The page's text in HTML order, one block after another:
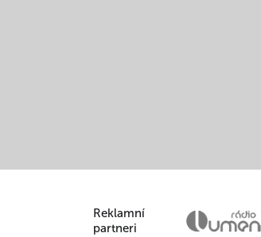
Reklamní
partneri